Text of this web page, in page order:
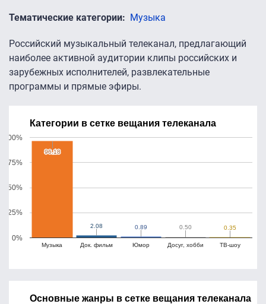
Тематические категории Музыка
Российский музыкальный телеканал, предлагающий
наиболее активной аудитории клипы российских и
зарубежных исполнителей, развлекательные
программы и прямые эфиры.
Категории в сетке вещания телеканала
Музыка Док. фильм Юмор Досуг, хобби ТВ-шоу
0%
25%
50%
75%
100%
96.18
96.18
2.08
2.08 0.89
0.89 0.50
0.50 0.35
0.35
Основные жанры в сетке вещания телеканала